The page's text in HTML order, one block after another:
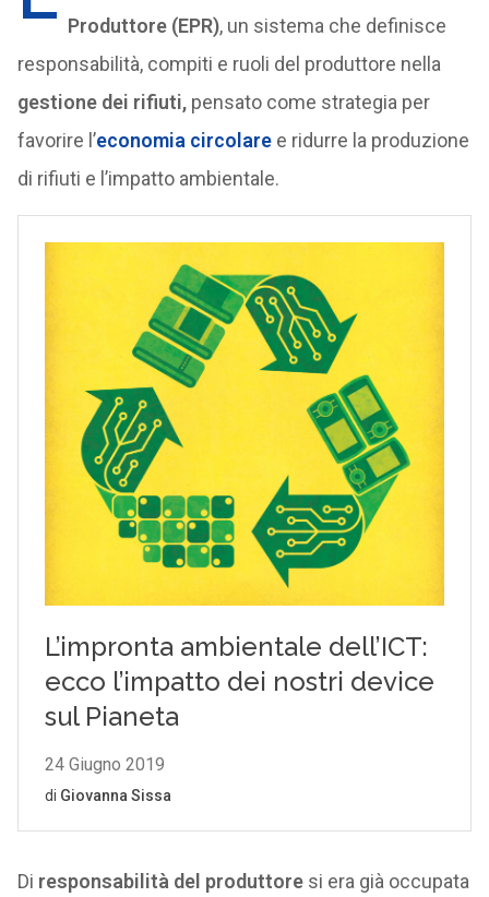
Produttore (EPR), un sistema che definisce
responsabilità, compiti e ruoli del produttore nella
gestione dei rifiuti,pensato come strategia per
favorire l’economia circolaree ridurre la produzione
di rifiuti e l’impatto ambientale.
Di responsabilità del produttore si era già occupata